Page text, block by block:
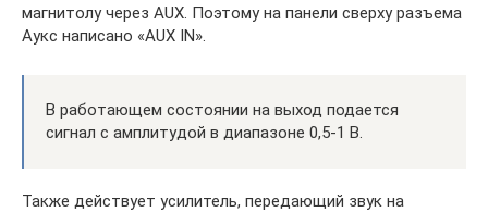
магнитолу через AUX. Поэтому на панели сверху разъема
Аукс написано «AUX IN».
В работающем состоянии на выход подается
сигнал с амплитудой в диапазоне 0,5-1 В.
Также действует усилитель, передающий звук на